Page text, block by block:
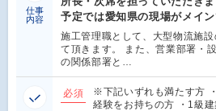
仕事
内容
予定では愛知県の現場がメイン
施工管理職として、大型物流施
て頂きます。 また、営業部署・
の関係部署と…
必須
※下記いずれも満たす方
経験をお持ちの方 ・1級